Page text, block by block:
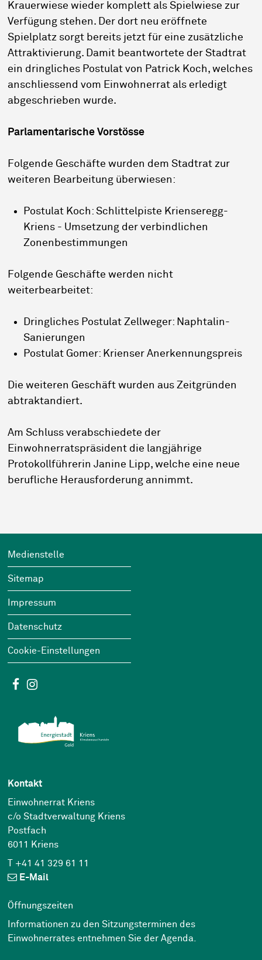
Krauerwiese wieder komplett als Spielwiese zur
Verfügung stehen. Der dort neu eröffnete
Spielplatz sorgt bereits jetzt für eine zusätzliche
Attraktivierung. Damit beantwortete der Stadtrat
ein dringliches Postulat von Patrick Koch, welches
anschliessend vom Einwohnerrat als erledigt
abgeschrieben wurde.
Parlamentarische Vorstösse
Folgende Geschäfte wurden dem Stadtrat zur
weiteren Bearbeitung überwiesen:
Postulat Koch: Schlittelpiste Krienseregg-
Kriens - Umsetzung der verbindlichen
Zonenbestimmungen
Folgende Geschäfte werden nicht
weiterbearbeitet:
Dringliches Postulat Zellweger: Naphtalin-
Sanierungen
Postulat Gomer: Krienser Anerkennungspreis
Die weiteren Geschäft wurden aus Zeitgründen
abtraktandiert.
Am Schluss verabschiedete der
Einwohnerratspräsident die langjährige
Protokollführerin Janine Lipp, welche eine neue
berufliche Herausforderung annimmt.
Footer
Wichtige Links
Medienstelle
Sitemap
Impressum
Datenschutz
Cookie-Einstellungen
Social Media
Facebook
Kontakt
Einwohnerrat Kriens
c/o Stadtverwaltung Kriens
Postfach
6011 Kriens
T +41 41 329 61 11
E-Mail
Öffnungszeiten
Informationen zu den Sitzungsterminen des
Einwohnerrates entnehmen Sie derAgenda.